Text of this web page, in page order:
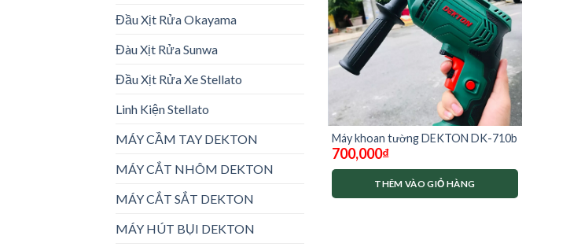
Đầu Xịt Rửa Okayama
Đàu Xịt Rửa Sunwa
Đầu Xịt Rửa Xe Stellato
Linh Kiện Stellato
MÁY CẦM TAY DEKTON
MÁY CẮT NHÔM DEKTON
MÁY CẮT SẮT DEKTON
MÁY HÚT BỤI DEKTON
Máy khoan tường DEKTON DK-710b
700,000₫
THÊM VÀO GIỎ HÀNG